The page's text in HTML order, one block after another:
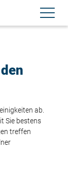
ab.
Sie bestens
treffen